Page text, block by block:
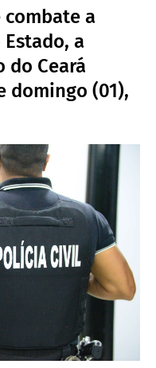
combate a
a
do Ceará
domingo (01),